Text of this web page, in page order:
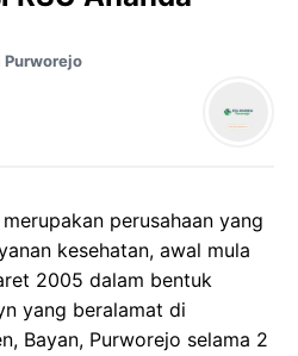
Purworejo
perusahaan yang
kesehatan, awal mula
2005 dalam bentuk
yang beralamat di
Bayan, Purworejo selama 2